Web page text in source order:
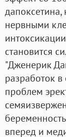
нервными
становится
"Дженерик
разработок
проблем
вперед и